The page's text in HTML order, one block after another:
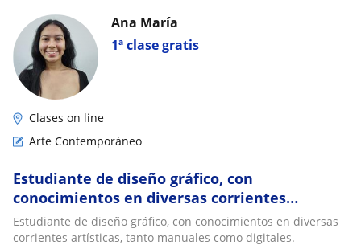
1ª clase gratis
Ana María
Clases on line
Arte Contemporáneo
Estudiante de diseño gráfico, con
conocimientos en diversas corrientes
artísticas, tanto manuales como digitales
Estudiante de diseño gráfico, con conocimientos en diversas
corrientes artísticas, tanto manuales como digitales.